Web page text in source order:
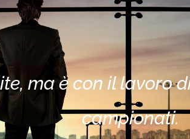
ma è con il lavoro
campionati.